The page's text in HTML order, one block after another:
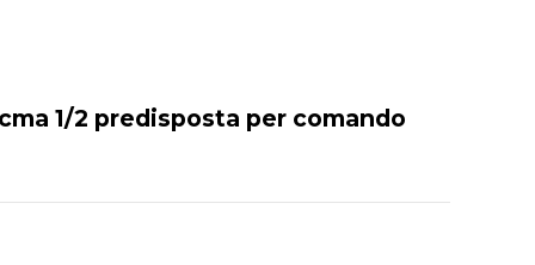
1/2 predisposta per comando